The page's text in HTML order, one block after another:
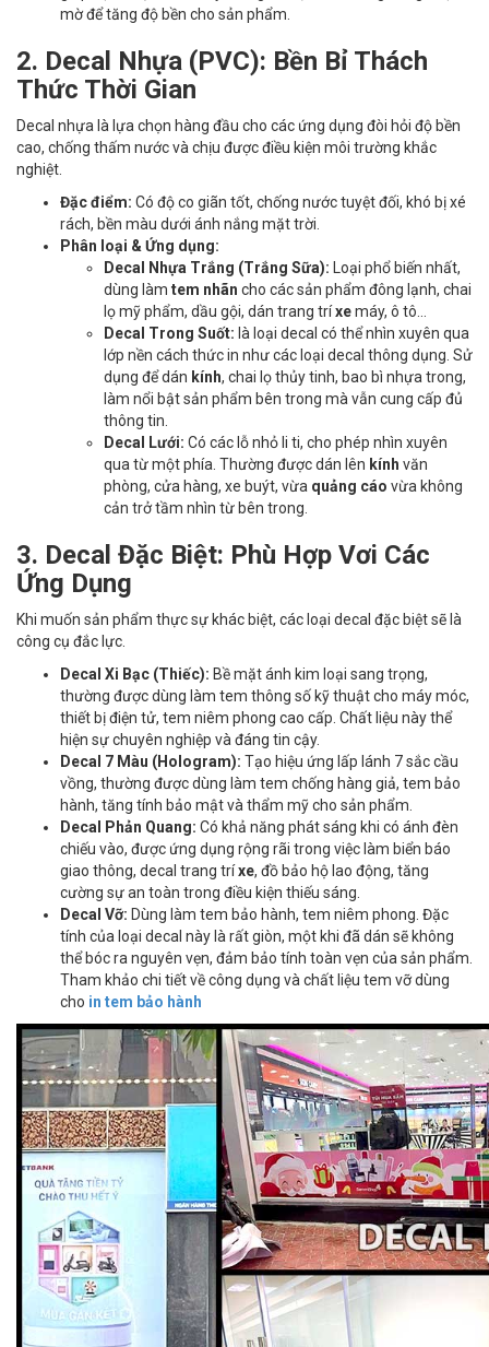
mờ để tăng độ bền cho sản phẩm.
2. Decal Nhựa (PVC): Bền Bỉ Thách
Thức Thời Gian
Decal nhựa là lựa chọn hàng đầu cho các ứng dụng đòi hỏi độ bền
cao, chống thấm nước và chịu được điều kiện môi trường khắc
nghiệt.
Đặc điểm: Có độ co giãn tốt, chống nước tuyệt đối, khó bị xé
rách, bền màu dưới ánh nắng mặt trời.
Phân loại & Ứng dụng:
Decal Nhựa Trắng (Trắng Sữa): Loại phổ biến nhất,
dùng làm tem nhãn cho các sản phẩm đông lạnh, chai
lọ mỹ phẩm, dầu gội, dán trang tríxemáy, ô tô...
Decal Trong Suốt: là loại decal có thể nhìn xuyên qua
lớp nền cách thức in như các loại decal thông dụng. Sử
dụng để dán kính, chai lọ thủy tinh, bao bì nhựa trong,
làm nổi bật sản phẩm bên trong mà vẫn cung cấp đủ
thông tin.
Decal Lưới: Có các lỗ nhỏ li ti, cho phép nhìn xuyên
qua từ một phía. Thường được dán lên kính văn
phòng, cửa hàng, xe buýt, vừa quảng cáo vừa không
cản trở tầm nhìn từ bên trong.
3. Decal Đặc Biệt: Phù Hợp Vơi Các
Ứng Dụng
Khi muốn sản phẩm thực sự khác biệt, các loại decal đặc biệt sẽ là
công cụ đắc lực.
Decal Xi Bạc (Thiếc): Bề mặt ánh kim loại sang trọng,
thường được dùng làm tem thông số kỹ thuật cho máy móc,
thiết bị điện tử, tem niêm phong cao cấp. Chất liệu này thể
hiện sự chuyên nghiệp và đáng tin cậy.
Decal 7 Màu (Hologram): Tạo hiệu ứng lấp lánh 7 sắc cầu
vồng, thường được dùng làm tem chống hàng giả, tem bảo
hành, tăng tính bảo mật và thẩm mỹ cho sản phẩm.
Decal Phản Quang: Có khả năng phát sáng khi có ánh đèn
chiếu vào, được ứng dụng rộng rãi trong việc làm biển báo
giao thông, decal trang tríxe, đồ bảo hộ lao động, tăng
cường sự an toàn trong điều kiện thiếu sáng.
Decal Vỡ: Dùng làm tem bảo hành, tem niêm phong. Đặc
tính của loại decal này là rất giòn, một khi đã dán sẽ không
thể bóc ra nguyên vẹn, đảm bảo tính toàn vẹn của sản phẩm.
Tham khảo chi tiết về công dụng và chất liệu tem vỡ dùng
cho in tem bảo hành